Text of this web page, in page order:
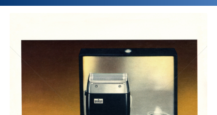
Einst und Heute
Konzerne
Epoche